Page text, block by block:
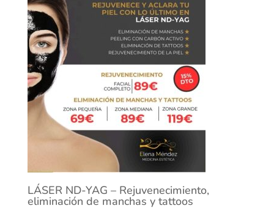
LÁSER ND-YAG – Rejuvenecimiento,
eliminación de manchas y tattoos